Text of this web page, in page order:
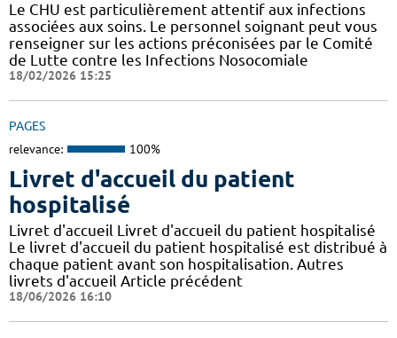
Le CHU est particulièrement attentif aux infections
associées aux soins. Le personnel soignant peut vous
renseigner sur les actions préconisées par le Comité
de Lutte contre les Infections Nosocomiale
18/02/2026 15:25
PAGES
relevance: 100%
Livret d'accueil du patient
hospitalisé
Livret d'accueil Livret d'accueil du patient hospitalisé
Le livret d'accueil du patient hospitalisé est distribué à
chaque patient avant son hospitalisation. Autres
livrets d'accueil Article précédent
18/06/2026 16:10